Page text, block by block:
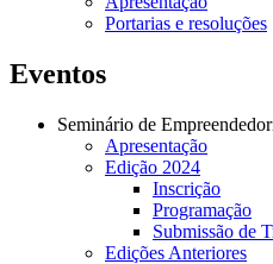
Portarias e resoluções
Eventos
Seminário de
Apresentação
Edição 2024
Inscrição
Programação
Submissão de
Edições Anteriores